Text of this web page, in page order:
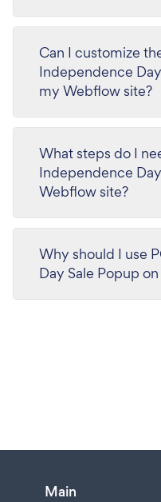
Can I customize
Independence
my Webflow site?
What steps do I
Independence
Webflow site?
Why should I use
Day Sale Popup
Main